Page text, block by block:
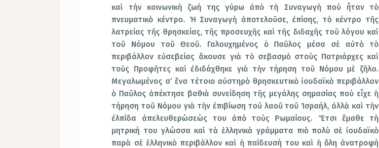
καὶ τὴν κοινωνικὴ ζωή της γύρω ἀπὸ τὴ Συναγωγὴ ποὺ ἦταν τὸ
πνευματικὸ κέντρο. Ἡ Συναγωγὴ ἀποτελοῦσε, ἐπίσης, τὸ κέντρο τῆς
λατρείας τῆς θρησκείας, τῆς προσευχῆς καὶ τῆς διδαχῆς τοῦ λόγου καὶ
τοῦ Νόμου τοῦ Θεοῦ. Γαλουχημένος ὁ Παῦλος μέσα σὲ αὐτὸ τὸ
περιβάλλον εὐσεβείας ἄκουσε γιὰ τὸ σεβασμὸ στοὺς Πατριάρχες καὶ
τοὺς Προφῆτες καὶ ἐδιδάχθηκε γιὰ τὴν τήρηση τοῦ Νόμου μὲ ζῆλο.
Μεγαλωμένος σ’ ἕνα τέτοιο αὐστηρὸ θρησκευτικὸ ἰουδαϊκὸ περιβάλλον
ὁ Παῦλος ἀπέκτησε βαθιὰ συνείδηση τῆς μεγάλης σημασίας ποὺ εἶχε ἡ
τήρηση τοῦ Νόμου γιὰ τὴν ἐπιβίωση τοῦ λαοῦ τοῦ Ἰσραήλ, ἀλλὰ καὶ τὴν
ἐλπίδα
ἀπελευθερώσεώς του ἀπὸ τοὺς Ρωμαίους. Ἔτσι ἔμαθε τὴ
μητρική του γλώσσα καὶ τὰ ἑλληνικὰ γράμματα πιὸ πολὺ σὲ ἰουδαϊκὸ
παρὰ σὲ ἑλληνικὸ περιβάλλον καὶ ἡ παίδευσή του καὶ ἡ ὅλη ἀνατροφή